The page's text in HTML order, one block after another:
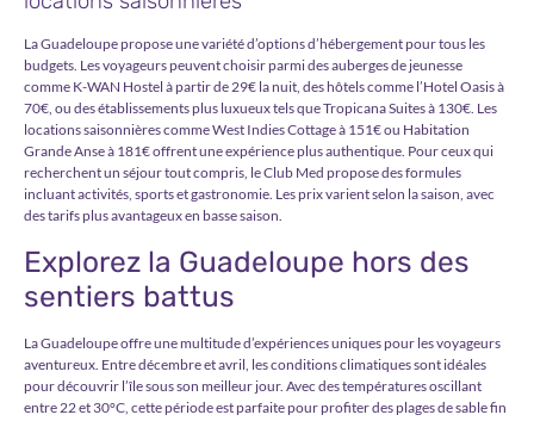
La Guadeloupe propose une variété d’options d’hébergement pour tous les
budgets. Les voyageurs peuvent choisir parmi des auberges de jeunesse
comme K-WAN Hostel à partir de 29€ la nuit, des hôtels comme l’Hotel Oasis à
70€, ou des établissements plus luxueux tels que Tropicana Suites à 130€. Les
locations saisonnières comme West Indies Cottage à 151€ ou Habitation
Grande Anse à 181€ offrent une expérience plus authentique. Pour ceux qui
recherchent un séjour tout compris, le Club Med propose des formules
incluant activités, sports et gastronomie. Les prix varient selon la saison, avec
des tarifs plus avantageux en basse saison.
Explorez la Guadeloupe hors des
sentiers battus
La Guadeloupe offre une multitude d’expériences uniques pour les voyageurs
aventureux. Entre décembre et avril, les conditions climatiques sont idéales
pour découvrir l’île sous son meilleur jour. Avec des températures oscillant
entre 22 et 30°C, cette période est parfaite pour profiter des plages de sable fin